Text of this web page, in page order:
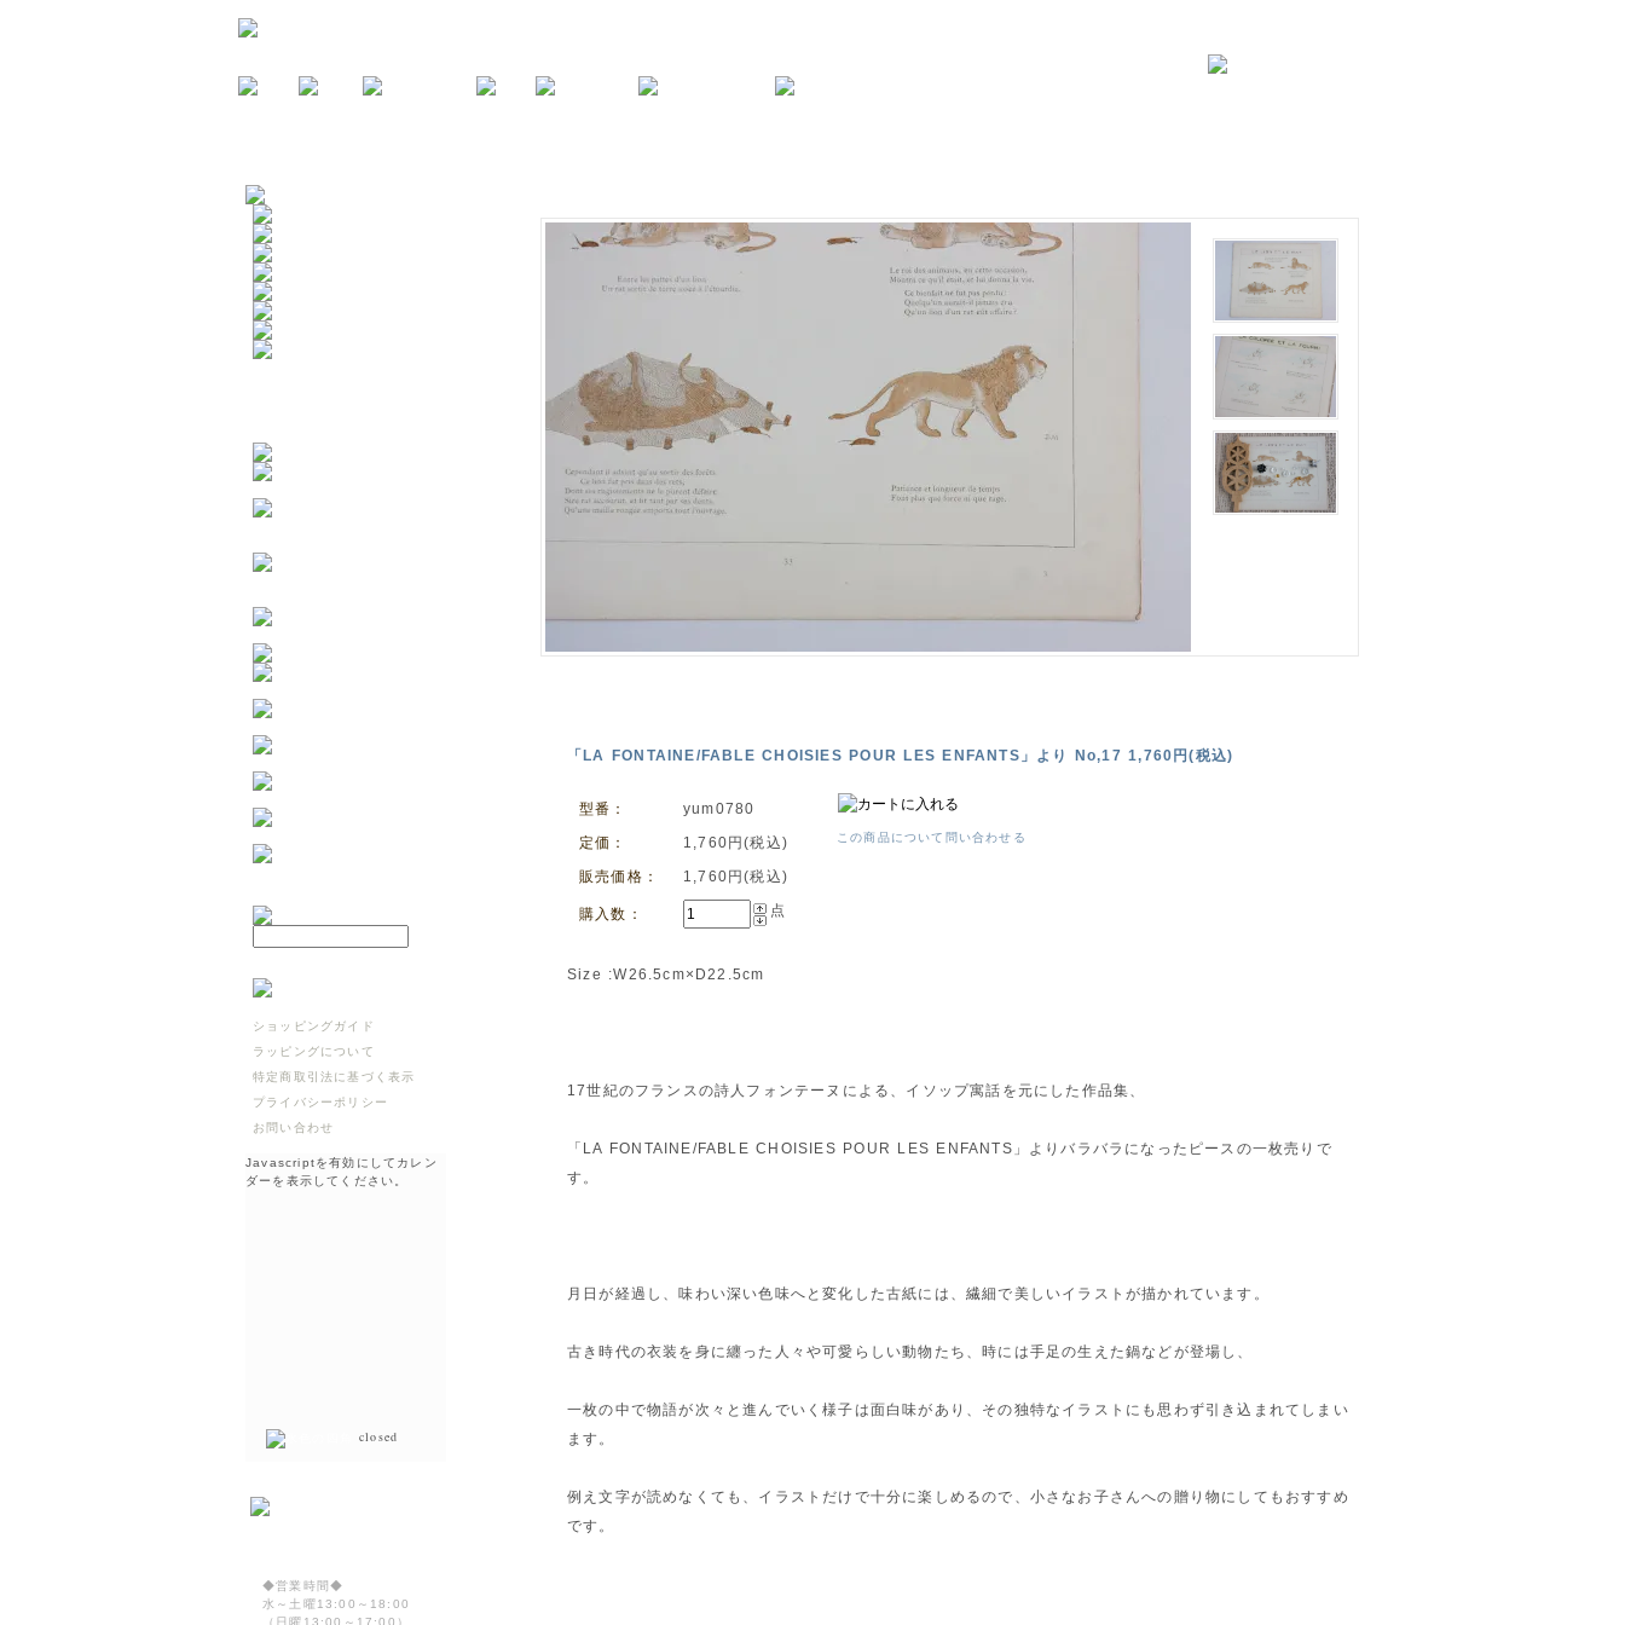
「LA FONTAINE/FABLE CHOISIES POUR LES ENFANTS」より No,17 1,760円(税込)
型番：
yum0780
定価：
1,760円(税込)
販売価格：
1,760円(税込)
購入数： 点
この商品について問い合わせる
Size :W26.5cm×D22.5cm
17世紀のフランスの詩人フォンテーヌによる、イソップ寓話を元にした作品集、
「LA FONTAINE/FABLE CHOISIES POUR LES ENFANTS」よりバラバラになったピースの一枚売りで
す。
月日が経過し、味わい深い色味へと変化した古紙には、繊細で美しいイラストが描かれています。
古き時代の衣装を身に纏った人々や可愛らしい動物たち、時には手足の生えた鍋などが登場し、
一枚の中で物語が次々と進んでいく様子は面白味があり、その独特なイラストにも思わず引き込まれてしまい
ます。
例え文字が読めなくても、イラストだけで十分に楽しめるので、小さなお子さんへの贈り物にしてもおすすめ
です。
ショッピングガイド
ラッピングについて
特定商取引法に基づく表示
プライバシーポリシー
お問い合わせ
Javascriptを有効にしてカレン
ダーを表示してください。
closed
◆営業時間◆
水～土曜13:00～18:00
（日曜13:00～17:00）